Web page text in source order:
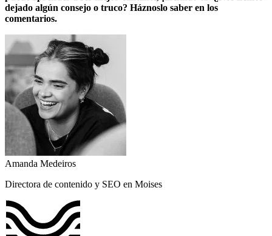
dejado algún consejo o truco? Háznoslo saber en los
comentarios.
Amanda Medeiros
Directora de contenido y SEO en Moises